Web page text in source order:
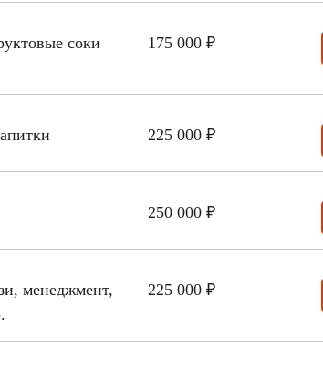
соки
175 000 ₽
225 000 ₽
250 000 ₽
менеджмент,
225 000 ₽